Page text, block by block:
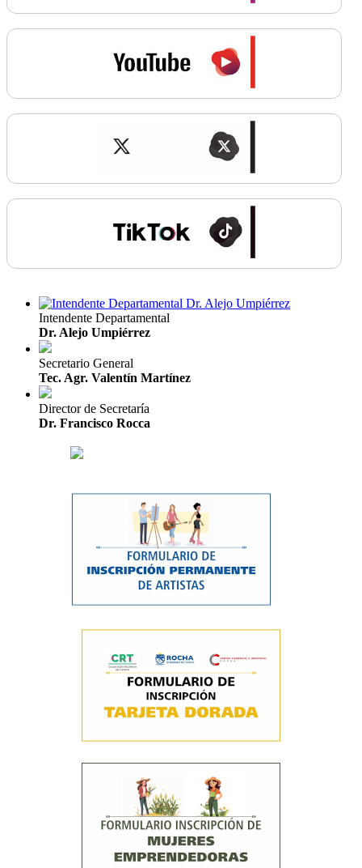
Intendente Departamental
Dr. Alejo Umpiérrez
Secretario General
Tec. Agr. Valentín Martínez
Director de Secretaría
Dr. Francisco Rocca